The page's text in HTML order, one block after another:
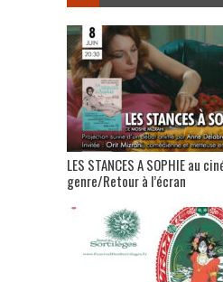
LES STANCES A SOPHIE au
genre/Retour à l’écran